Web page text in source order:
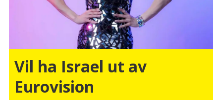
Vil ha Israel ut av
Eurovision